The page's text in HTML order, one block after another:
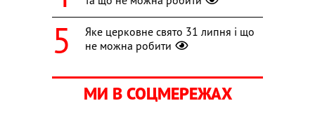
Яке церковне свято 31 липня і що
не можна робити
МИ В СОЦМЕРЕЖАХ